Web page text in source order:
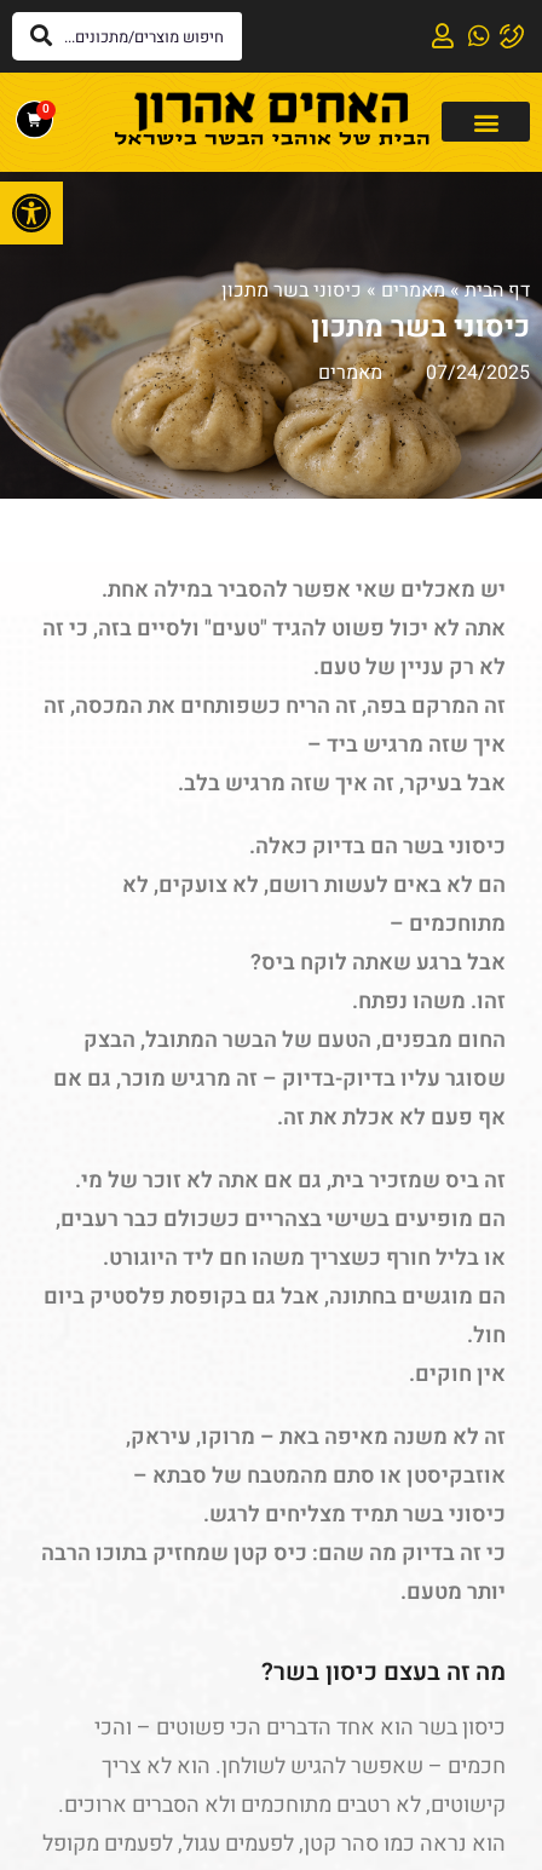
0
דף הבית»מאמרים» כיסוני בשר מתכון
כיסוני בשר מתכון
07/24/2025 מאמרים
יש מאכלים שאי אפשר להסביר במילה אחת.
אתה לא יכול פשוט להגיד "טעים" ולסיים בזה, כי זה
לא רק עניין של טעם.
זה המרקם בפה, זה הריח כשפותחים את המכסה, זה
איך שזה מרגיש ביד –
אבל בעיקר, זה איך שזה מרגיש בלב.
כיסוני בשר הם בדיוק כאלה.
הם לא באים לעשות רושם, לא צועקים, לא
מתוחכמים –
אבל ברגע שאתה לוקח ביס?
זהו. משהו נפתח.
החום מבפנים, הטעם של הבשר המתובל, הבצק
שסוגר עליו בדיוק-בדיוק – זה מרגיש מוכר, גם אם
אף פעם לא אכלת את זה.
זה ביס שמזכיר בית, גם אם אתה לא זוכר של מי.
הם מופיעים בשישי בצהריים כשכולם כבר רעבים,
או בליל חורף כשצריך משהו חם ליד היוגורט.
הם מוגשים בחתונה, אבל גם בקופסת פלסטיק ביום
חול.
אין חוקים.
זה לא משנה מאיפה באת – מרוקו, עיראק,
אוזבקיסטן או סתם מהמטבח של סבתא –
כיסוני בשר תמיד מצליחים לרגש.
כי זה בדיוק מה שהם: כיס קטן שמחזיק בתוכו הרבה
יותר מטעם.
מה זה בעצם כיסון בשר?
כיסון בשר הוא אחד הדברים הכי פשוטים – והכי
חכמים – שאפשר להגיש לשולחן. הוא לא צריך
קישוטים, לא רטבים מתוחכמים ולא הסברים ארוכים.
הוא נראה כמו סהר קטן, לפעמים עגול, לפעמים מקופל